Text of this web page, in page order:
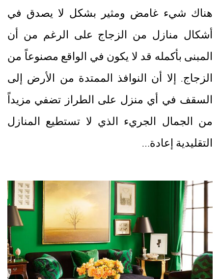
هناك شيء غامض ومثير بشكل لا يصدق في
أشكال منازل من الزجاج على الرغم من أن
المبنى بأكمله قد لا يكون في الواقع مصنوعاً من
الزجاج. إلا أن النوافذ الممتدة من الأرض إلى
السقف في أي منزل على الطراز تضفي مزيداً
من الجمال الجريء الذي لا تستطيع المنازل
التقليدية إعادة…